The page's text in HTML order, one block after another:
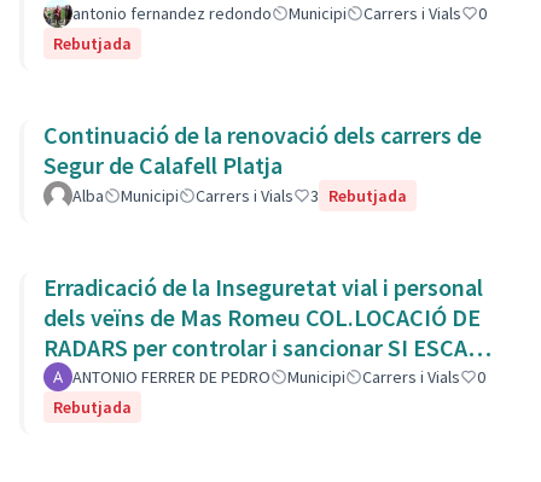
antonio fernandez redondo Municipi Carrers i Vials
0
Rebutjada
Continuació de la renovació dels carrers de
Segur de Calafell Platja
Alba Municipi Carrers i Vials 3 Rebutjada
Erradicació de la Inseguretat vial i personal
dels veïns de Mas Romeu COL.LOCACIÓ DE
RADARS per controlar i sancionar SI ESCAU
la velocitat.
ANTONIO FERRER DE PEDRO Municipi Carrers i Vials
0
Rebutjada